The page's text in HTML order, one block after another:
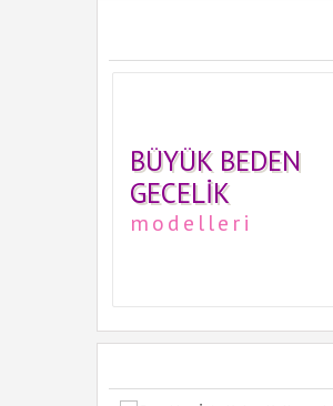
BÜYÜK BEDEN
GECELIK
modelleri